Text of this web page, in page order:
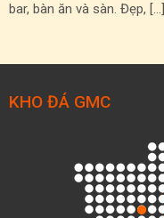
bar, bàn ăn và sàn. Đẹp, […]
KHO ĐÁ GMC